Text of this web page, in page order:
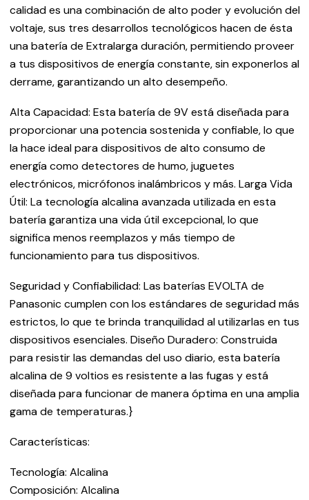
calidad es una combinación de alto poder y evolución del
voltaje, sus tres desarrollos tecnológicos hacen de ésta
una batería de Extralarga duración, permitiendo proveer
a tus dispositivos de energía constante, sin exponerlos al
derrame, garantizando un alto desempeño.
Alta Capacidad: Esta batería de 9V está diseñada para
proporcionar una potencia sostenida y confiable, lo que
la hace ideal para dispositivos de alto consumo de
energía como detectores de humo, juguetes
electrónicos, micrófonos inalámbricos y más. Larga Vida
Útil: La tecnología alcalina avanzada utilizada en esta
batería garantiza una vida útil excepcional, lo que
significa menos reemplazos y más tiempo de
funcionamiento para tus dispositivos.
Seguridad y Confiabilidad: Las baterías EVOLTA de
Panasonic cumplen con los estándares de seguridad más
estrictos, lo que te brinda tranquilidad al utilizarlas en tus
dispositivos esenciales. Diseño Duradero: Construida
para resistir las demandas del uso diario, esta batería
alcalina de 9 voltios es resistente a las fugas y está
diseñada para funcionar de manera óptima en una amplia
gama de temperaturas.}
Características:
Tecnología: Alcalina
Composición: Alcalina